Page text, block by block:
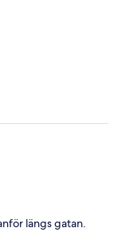
längs gatan.